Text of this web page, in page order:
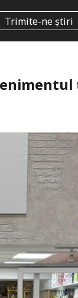
Trimite-ne știri